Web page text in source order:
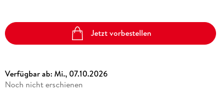
Jetzt vorbestellen
Verfügbar ab:Mi., 07.10.2026
Noch nicht erschienen